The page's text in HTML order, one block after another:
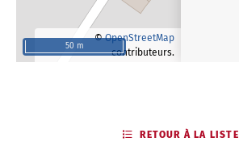
©OpenStreetMap
contributeurs.
50 m
RETOUR À LA LISTE